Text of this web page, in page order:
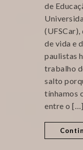
de
(UFSCar),
de vida e
paulistas
trabalho
salto
tínhamos
entre o […]